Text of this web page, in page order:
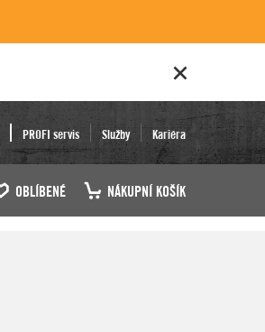
PROFI servis Služby Kariéra
OBLÍBENÉ NÁKUPNÍ KOŠÍK